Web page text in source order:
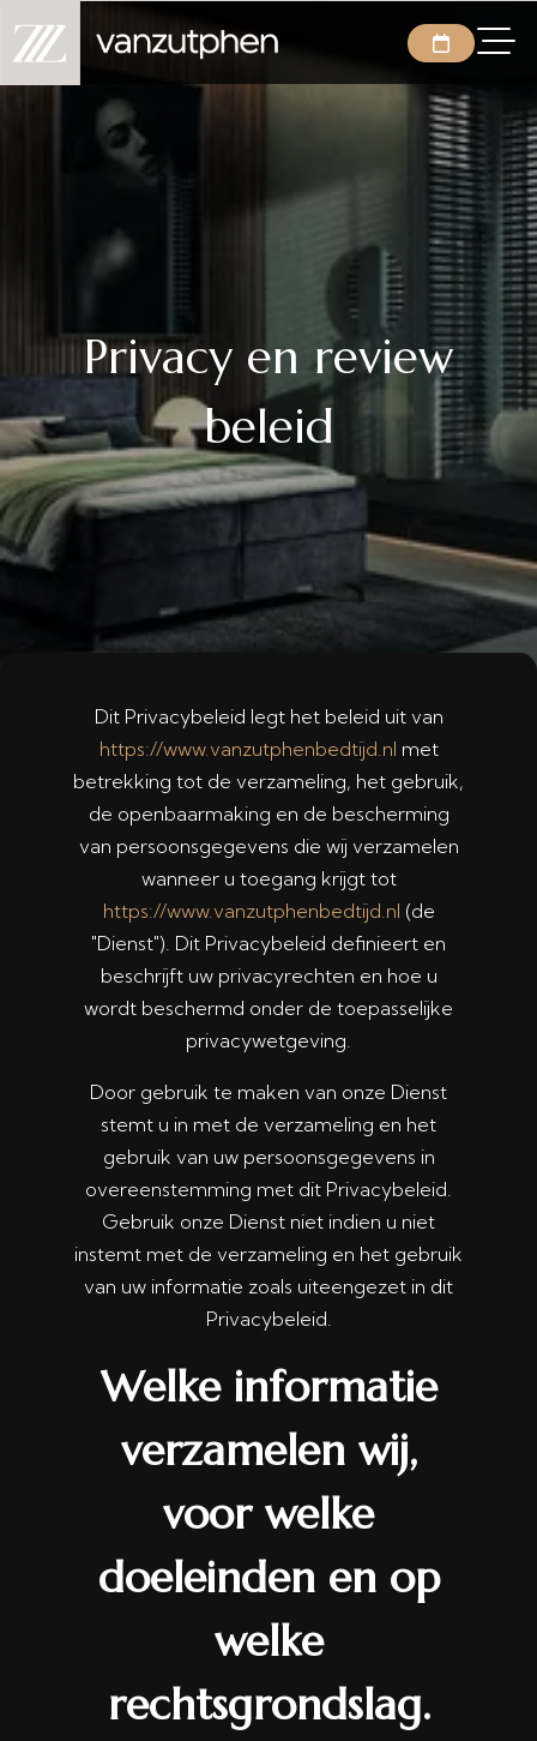
Privacy en review
beleid
Dit Privacybeleid legt het beleid uit van
https://www.vanzutphenbedtijd.nl met
betrekking tot de verzameling, het gebruik,
de openbaarmaking en de bescherming
van persoonsgegevens die wij verzamelen
wanneer u toegang krijgt tot
https://www.vanzutphenbedtijd.nl (de
"Dienst"). Dit Privacybeleid definieert en
beschrijft uw privacyrechten en hoe u
wordt beschermd onder de toepasselijke
privacywetgeving.
Door gebruik te maken van onze Dienst
stemt u in met de verzameling en het
gebruik van uw persoonsgegevens in
overeenstemming met dit Privacybeleid.
Gebruik onze Dienst niet indien u niet
instemt met de verzameling en het gebruik
van uw informatie zoals uiteengezet in dit
Privacybeleid.
Welke informatie
verzamelen wij,
voor welke
doeleinden en op
welke
rechtsgrondslag.